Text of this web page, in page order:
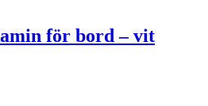
för bord – vit